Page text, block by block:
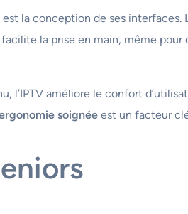
la conception de ses
la prise en main, même pour
l’IPTV améliore le confort
soignéeest un facteur